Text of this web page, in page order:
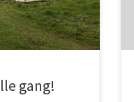
gang!